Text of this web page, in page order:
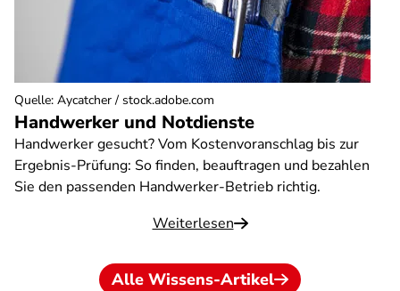
Handwerker und Notdienste
Handwerker gesucht? Vom Kostenvoranschlag bis zur
Ergebnis-Prüfung: So finden, beauftragen und bezahlen
Sie den passenden Handwerker-Betrieb richtig.
Weiterlesen
Quelle: Aycatcher / stock.adobe.com
Alle Wissens-Artikel